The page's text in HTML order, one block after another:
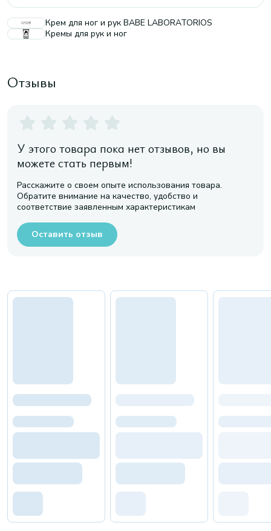
Крем для ног и рук BABE LABORATORIOS
Кремы для рук и ног
Отзывы
У этого товара пока нет отзывов, но вы
можете стать первым!
Расскажите о своем опыте использования товара.
Обратите внимание на качество, удобство и
соответствие заявленным характеристикам
Оставить отзыв